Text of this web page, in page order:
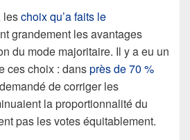
leschoix qu’a faits le
grandement les avantages
du mode majoritaire. Il y a eu un
ces choix : dansprès de 70 %
de corriger les
la proportionnalité du
pas les votes équitablement.